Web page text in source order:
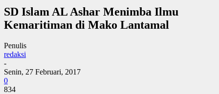
SD Islam AL Ashar Menimba Ilmu
Kemaritiman di Mako Lantamal
Penulis
redaksi
-
Senin, 27 Februari, 2017
0
834